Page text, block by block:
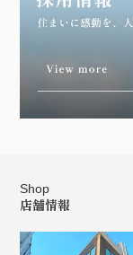
Shop
店舗情報